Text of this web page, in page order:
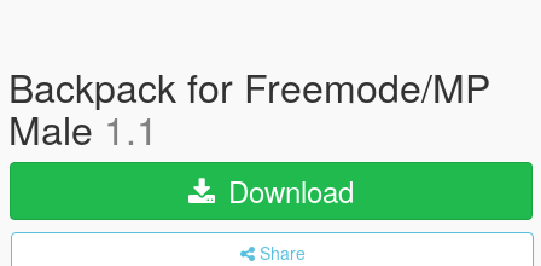
Backpack for Freemode/MP
Male1.1
Download
Share